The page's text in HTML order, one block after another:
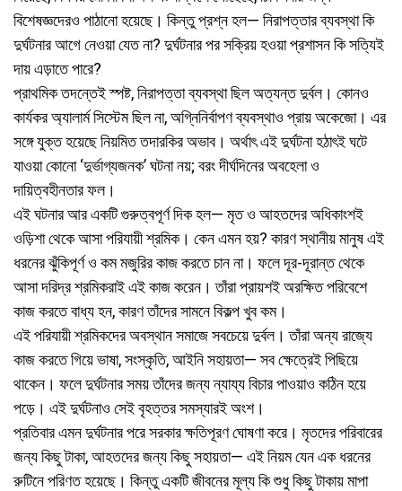
বিশেষজ্ঞদেরও পাঠানো হয়েছে। কিন্তু প্রশ্ন হল— নিরাপত্তার ব্যবস্থা কি
দুর্ঘটনার আগে নেওয়া যেত না? দুর্ঘটনার পর সক্রিয় হওয়া প্রশাসন কি সত্যিই
দায় এড়াতে পারে?
প্রাথমিক তদন্তেই স্পষ্ট, নিরাপত্তা ব্যবস্থা ছিল অত্যন্ত দুর্বল। কোনও
কার্যকর অ্যালার্ম সিস্টেম ছিল না, অগ্নিনির্বাপণ ব্যবস্থাও প্রায় অকেজো। এর
সঙ্গে যুক্ত হয়েছে নিয়মিত তদারকির অভাব। অর্থাৎ এই দুর্ঘটনা হঠাৎই ঘটে
যাওয়া কোনো ‘দুর্ভাগ্যজনক’ ঘটনা নয়; বরং দীর্ঘদিনের অবহেলা ও
দায়িত্বহীনতার ফল।
এই ঘটনার আর একটি গুরুত্বপূর্ণ দিক হল— মৃত ও আহতদের অধিকাংশই
ওড়িশা থেকে আসা পরিযায়ী শ্রমিক। কেন এমন হয়? কারণ স্থানীয় মানুষ এই
ধরনের ঝুঁকিপূর্ণ ও কম মজুরির কাজ করতে চান না। ফলে দূর-দূরান্ত থেকে
আসা দরিদ্র শ্রমিকরাই এই কাজ করেন। তাঁরা প্রায়শই অরক্ষিত পরিবেশে
কাজ করতে বাধ্য হন, কারণ তাঁদের সামনে বিকল্প খুব কম।
এই পরিযায়ী শ্রমিকদের অবস্থান সমাজে সবচেয়ে দুর্বল। তাঁরা অন্য রাজ্যে
কাজ করতে গিয়ে ভাষা, সংস্কৃতি, আইনি সহায়তা— সব ক্ষেত্রেই পিছিয়ে
থাকেন। ফলে দুর্ঘটনার সময় তাঁদের জন্য ন্যায্য বিচার পাওয়াও কঠিন হয়ে
পড়ে। এই দুর্ঘটনাও সেই বৃহত্তর সমস্যারই অংশ।
প্রতিবার এমন দুর্ঘটনার পরে সরকার ক্ষতিপূরণ ঘোষণা করে। মৃতদের পরিবারের
জন্য কিছু টাকা, আহতদের জন্য কিছু সহায়তা— এই নিয়ম যেন এক ধরনের
রুটিনে পরিণত হয়েছে। কিন্তু একটি জীবনের মূল্য কি শুধু কিছু টাকায় মাপা